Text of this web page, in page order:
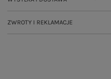
ZWROTY I REKLAMACJE